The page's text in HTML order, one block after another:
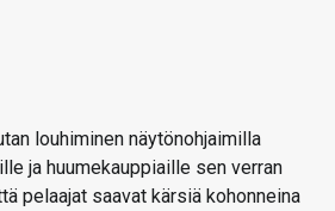
louhiminen näytönohjaimilla
ja huumekauppiaille sen verran
pelaajat saavat kärsiä kohonneina